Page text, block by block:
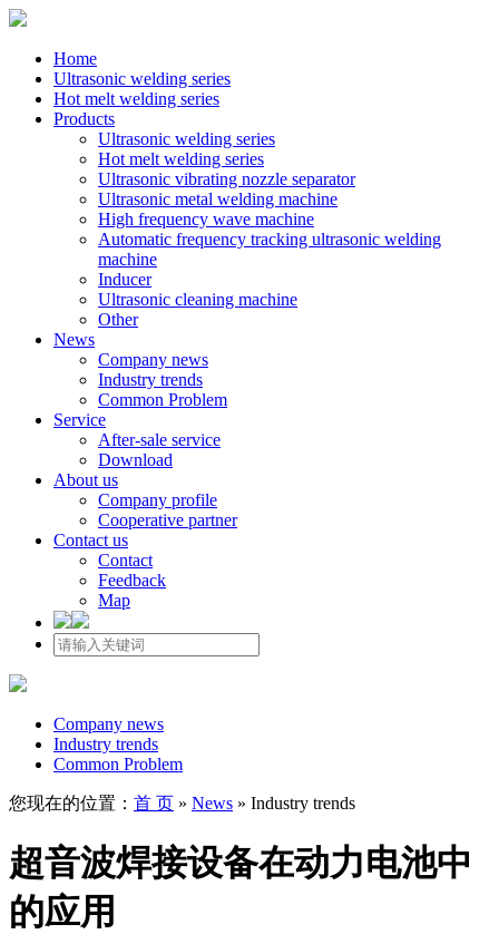
Home
Ultrasonic welding series
Hot melt welding series
Products
Ultrasonic welding series
Hot melt welding series
Ultrasonic vibrating nozzle separator
Ultrasonic metal welding machine
High frequency wave machine
Automatic frequency tracking ultrasonic welding
machine
Inducer
Ultrasonic cleaning machine
Other
News
Company news
Industry trends
Common Problem
Service
After-sale service
Download
About us
Company profile
Cooperative partner
Contact us
Contact
Feedback
Map
Company news
Industry trends
Common Problem
您现在的位置： 首 页 » News » Industry trends
超音波焊接设备在动力电池中
的应用